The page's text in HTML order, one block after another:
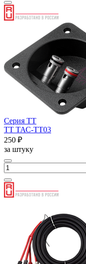
Серия ТТ
ТТ ТАС-ТТ03
250 ₽
за штуку